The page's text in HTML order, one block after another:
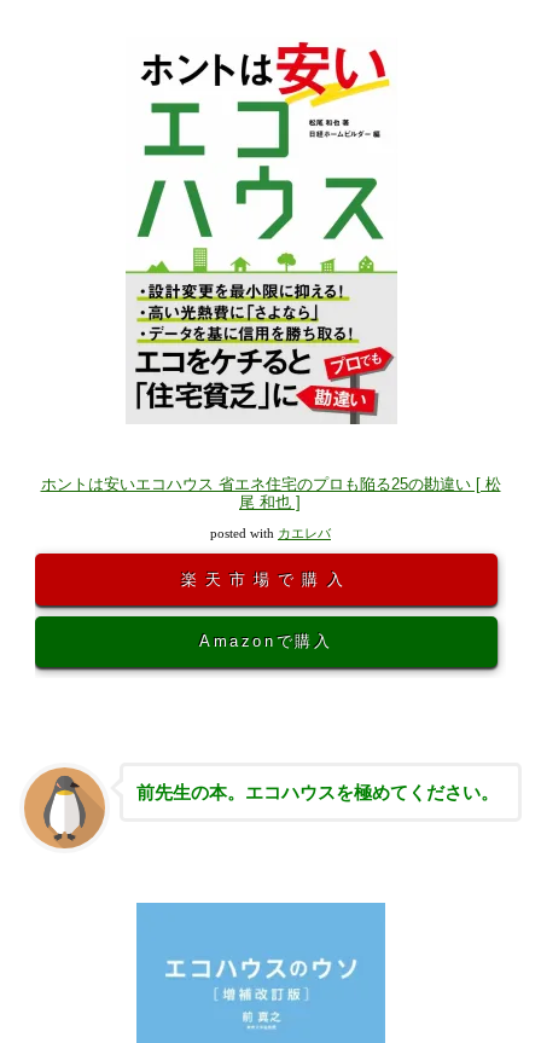
ホントは安いエコハウス 省エネ住宅のプロも陥る25の勘違い [ 松
尾 和也 ]
posted with カエレバ
楽天市場で購入
Amazonで購入
前先生の本。エコハウスを極めてください。